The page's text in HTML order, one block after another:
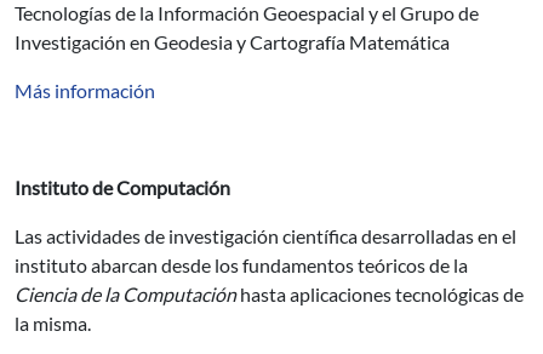
Tecnologías de la Información Geoespacial y el Grupo de
Investigación en Geodesia y Cartografía Matemática
Más información
Instituto de Computación
Las actividades de investigación científica desarrolladas en el
instituto abarcan desde los fundamentos teóricos de la
Ciencia de la Computaciónhasta aplicaciones tecnológicas de
la misma.